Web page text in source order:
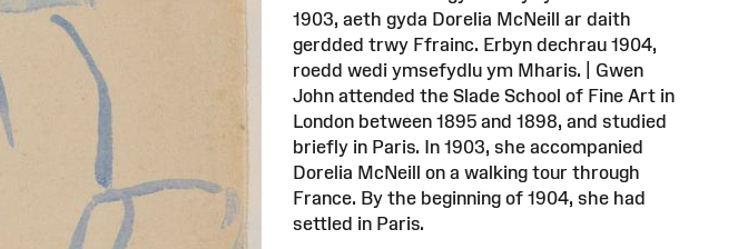
1903, aeth gyda Dorelia McNeill ar daith
gerdded trwy Ffrainc. Erbyn dechrau 1904,
roedd wedi ymsefydlu ym Mharis. | Gwen
John attended the Slade School of Fine Art in
London between 1895 and 1898, and studied
briefly in Paris. In 1903, she accompanied
Dorelia McNeill on a walking tour through
France. By the beginning of 1904, she had
settled in Paris.